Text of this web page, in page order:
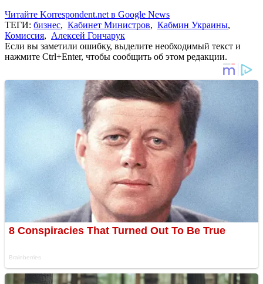
Читайте Korrespondent.net в Google News
ТЕГИ: бизнес, Кабинет Министров, Кабмин Украины,
Комиссия, Алексей Гончарук
Если вы заметили ошибку, выделите необходимый текст и
нажмите Ctrl+Enter, чтобы сообщить об этом редакции.